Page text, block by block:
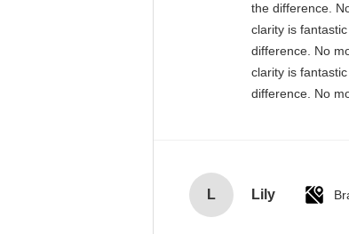
the difference.
clarity is
difference. No
clarity is
difference. No
L Lily